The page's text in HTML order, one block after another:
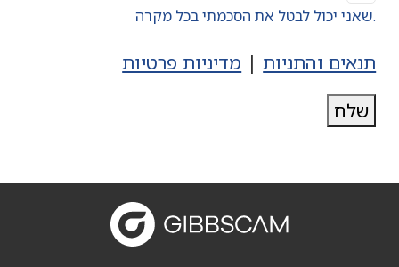
שאני יכול לבטל את הסכמתי בכל מקרה.
תנאים והתניות | מדיניות פרטיות
שלח